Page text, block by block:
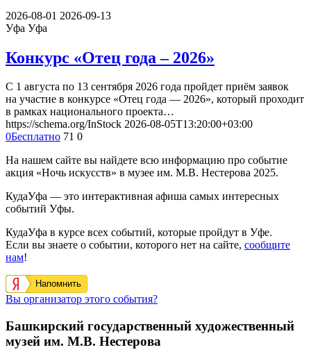
2026-08-01 2026-09-13
Уфа Уфа
Конкурс «Отец года – 2026»
С 1 августа по 13 сентября 2026 года пройдет приём заявок
на участие в конкурсе «Отец года — 2026», который проходит
в рамках национального проекта…
https://schema.org/InStock 2026-08-05T13:20:00+03:00
0Бесплатно 71 0
На нашем сайте вы найдете всю информацию про событие
акция «Ночь искусств» в музее им. М.В. Нестерова 2025.
КудаУфа — это интерактивная афиша самых интересных
событий Уфы.
КудаУфа в курсе всех событий, которые пройдут в Уфе.
Если вы знаете о событии, которого нет на сайте, сообщите
нам!
Напомнить
Вы организатор этого события?
Башкирский государственный художественный
музей им. М.В. Нестерова